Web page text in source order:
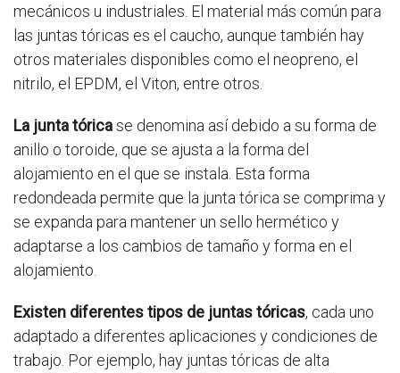
mecánicos u industriales. El material más común para
las juntas tóricas es el caucho, aunque también hay
otros materiales disponibles como el neopreno, el
nitrilo, el EPDM, el Viton, entre otros.
La junta tóricase denomina así debido a su forma de
anillo o toroide, que se ajusta a la forma del
alojamiento en el que se instala. Esta forma
redondeada permite que la junta tórica se comprima y
se expanda para mantener un sello hermético y
adaptarse a los cambios de tamaño y forma en el
alojamiento.
Existen diferentes tipos de juntas tóricas, cada uno
adaptado a diferentes aplicaciones y condiciones de
trabajo. Por ejemplo, hay juntas tóricas de alta